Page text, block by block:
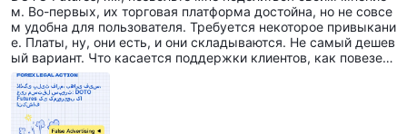
ржка и проблемы с выводом средств
м. Во-первых, их торговая платформа достойна, но не совсе
м удобна для пользователя. Требуется некоторое привыкани
е. Платы, ну, они есть, и они складываются. Не самый дешев
ый вариант. Что касается поддержки клиентов, как повезет.
Иногда реагирует, иногда нет. А снятие средств? Немного хл
опотно, если честно.